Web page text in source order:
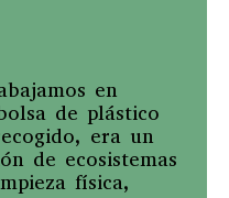
en
de plástico
era un
de ecosistemas
física,